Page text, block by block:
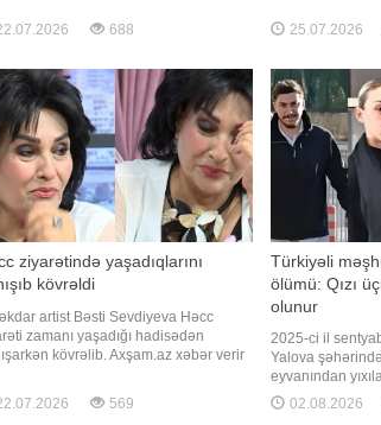
bilərsiniz, şəkillər hansı mahnını
deyə izləyicilərinə sual
688
atması
görünüşü
25.07.2026
ziyarətində yaşadıqlarını
kövrəldi
artist Bəsti Sevdiyeva Həcc
zamanı yaşadığı hadisədən
kövrəlib. Axşam.az xəbər verir
danışıb. B.Sevdiyeva bildirib ki,
2006-cı illərdə Həcc ziyarətində
569
Türkiyəli
ölümü: Qızı
olunur
2025-ci il
Yalova
eyvanından
tanınmış
aparılan istintaq
02.08.2026